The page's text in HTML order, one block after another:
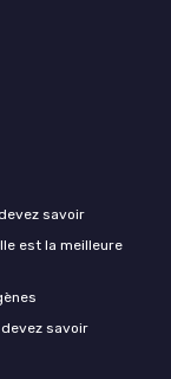
savoir
est la meilleure
savoir